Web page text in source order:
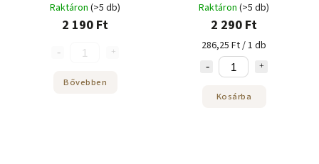
Raktáron (>5 db)
2 190 Ft
Bővebben
Raktáron (>5 db)
2 290 Ft
286,25 Ft / 1 db
Kosárba